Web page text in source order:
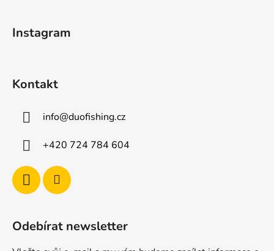
Instagram
Kontakt
info@duofishing.cz
+420 724 784 604
Odebírat newsletter